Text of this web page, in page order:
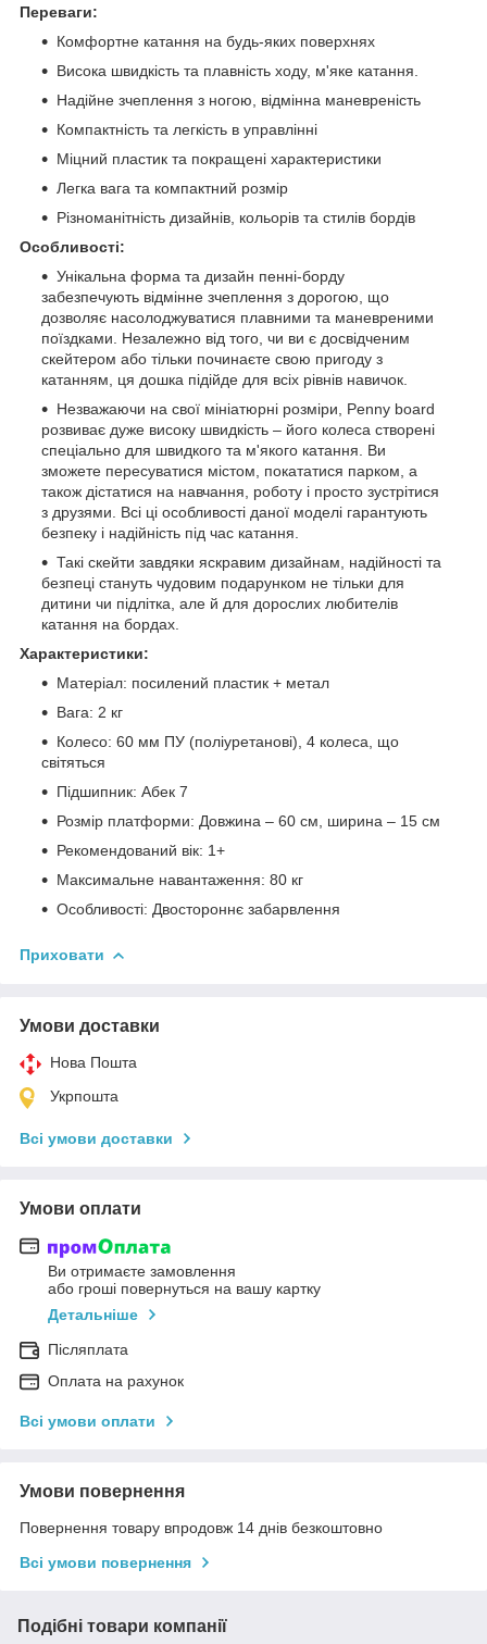
Переваги:
Комфортне катання на будь-яких поверхнях
Висока швидкість та плавність ходу, м'яке катання.
Надійне зчеплення з ногою, відмінна маневреність
Компактність та легкість в управлінні
Міцний пластик та покращені характеристики
Легка вага та компактний розмір
Різноманітність дизайнів, кольорів та стилів бордів
Особливості:
Унікальна форма та дизайн пенні-борду
забезпечують відмінне зчеплення з дорогою, що
дозволяє насолоджуватися плавними та маневреними
поїздками. Незалежно від того, чи ви є досвідченим
скейтером або тільки починаєте свою пригоду з
катанням, ця дошка підійде для всіх рівнів навичок.
Незважаючи на свої мініатюрні розміри, Penny board
розвиває дуже високу швидкість – його колеса створені
спеціально для швидкого та м'якого катання. Ви
зможете пересуватися містом, покататися парком, а
також дістатися на навчання, роботу і просто зустрітися
з друзями. Всі ці особливості даної моделі гарантують
безпеку і надійність під час катання.
Такі скейти завдяки яскравим дизайнам, надійності та
безпеці стануть чудовим подарунком не тільки для
дитини чи підлітка, але й для дорослих любителів
катання на бордах.
Характеристики:
Матеріал: посилений пластик + метал
Вага: 2 кг
Колесо: 60 мм ПУ (поліуретанові), 4 колеса, що
світяться
Підшипник: Абек 7
Розмір платформи: Довжина – 60 см, ширина – 15 см
Рекомендований вік: 1+
Максимальне навантаження: 80 кг
Особливості: Двостороннє забарвлення
Приховати
Умови доставки
Нова Пошта
Укрпошта
Всі умови доставки
Умови оплати
Ви отримаєте замовлення
або гроші повернуться на вашу картку
Детальніше
Післяплата
Оплата на рахунок
Всі умови оплати
Умови повернення
Повернення товару впродовж 14 днів безкоштовно
Всі умови повернення
Подібні товари компанії